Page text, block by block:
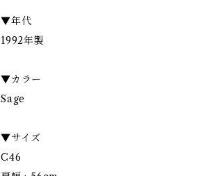
▼年代
1992年製
▼カラー
Sage
▼サイズ
C46